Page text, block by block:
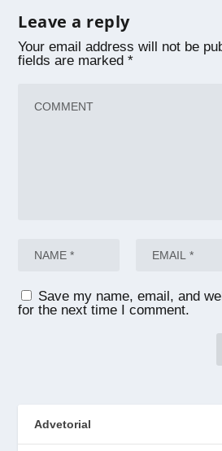
Leave a reply
Your email address will not be
fields are marked*
Save my name, email, and
for the next time I comment.
Advetorial